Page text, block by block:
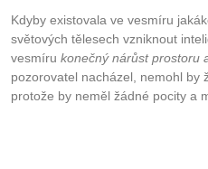
Kdyby existovala ve vesmíru
světových tělesech vzniknout
vesmíru konečný nárůst prostoru
pozorovatel nacházel, nemohl by
protože by neměl žádné pocity a